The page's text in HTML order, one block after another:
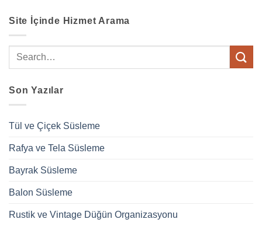
Site İçinde Hizmet Arama
Son Yazılar
Tül ve Çiçek Süsleme
Rafya ve Tela Süsleme
Bayrak Süsleme
Balon Süsleme
Rustik ve Vintage Düğün Organizasyonu